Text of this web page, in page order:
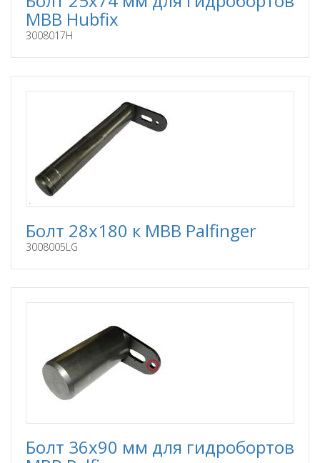
MBB Hubfix
3008017H
Болт 28x180 к MBB Palfinger
3008005LG
Болт 36x90 мм для гидробортов